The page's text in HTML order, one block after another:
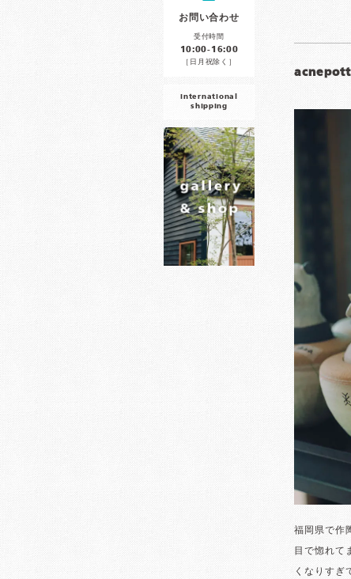
お問い合わせ
受付時間
10:00-16:00
［日月祝除く］
international
shipping
福岡県で作
目で惚れて
くなりすぎ